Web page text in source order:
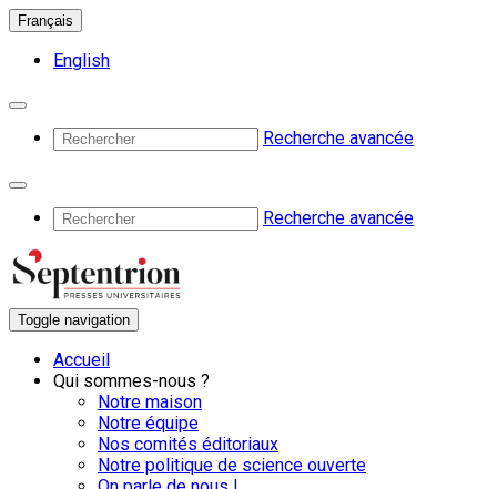
Français
English
Recherche avancée
Recherche avancée
Toggle navigation
Accueil
Qui sommes-nous ?
Notre maison
Notre équipe
Nos comités éditoriaux
Notre politique de science ouverte